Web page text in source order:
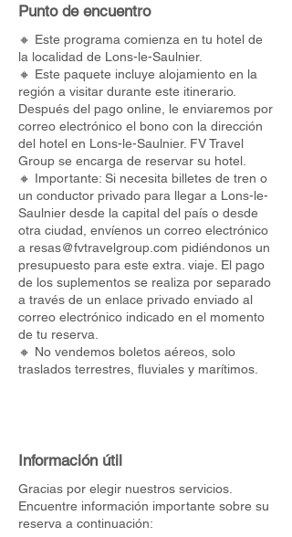
Punto de encuentro
🔸 Este programa comienza en tu hotel de
la localidad de Lons-le-Saulnier.
🔸 Este paquete incluye alojamiento en la
región a visitar durante este itinerario.
Después del pago online, le enviaremos por
correo electrónico el bono con la dirección
del hotel en Lons-le-Saulnier. FV Travel
Group se encarga de reservar su hotel.
🔸 Importante: Si necesita billetes de tren o
un conductor privado para llegar a Lons-le-
Saulnier desde la capital del país o desde
otra ciudad, envíenos un correo electrónico
a resas@fvtravelgroup.com pidiéndonos un
presupuesto para este extra. viaje. El pago
de los suplementos se realiza por separado
a través de un enlace privado enviado al
correo electrónico indicado en el momento
de tu reserva.
🔸 No vendemos boletos aéreos, solo
traslados terrestres, fluviales y marítimos.
Información útil
Gracias por elegir nuestros servicios.
Encuentre información importante sobre su
reserva a continuación: